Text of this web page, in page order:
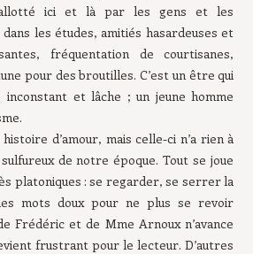
ici et là par les gens et les
les études, amitiés hasardeuses et
fréquentation de courtisanes,
pour des broutilles. C’est un être qui
inconstant et lâche ; un jeune homme
d’amour, mais celle-ci n’a rien à
de notre époque. Tout se joue
platoniques : se regarder, se serrer la
mots doux pour ne plus se revoir
Frédéric et de Mme Arnoux n’avance
frustrant pour le lecteur. D’autres